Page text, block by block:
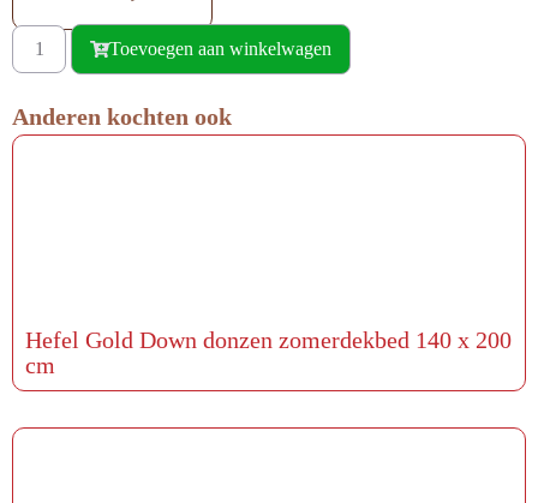
Toevoegen aan winkelwagen
Anderen kochten ook
Hefel Gold Down donzen zomerdekbed 140 x 200
cm